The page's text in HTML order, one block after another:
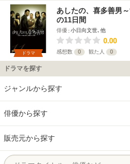
ドラマ
あしたの、喜多善男
の11日間
俳優 小日向文世､他
0.00
感想数 0 観た人 0
ドラマを探す
ジャンルから探す
俳優から探す
販売元から探す